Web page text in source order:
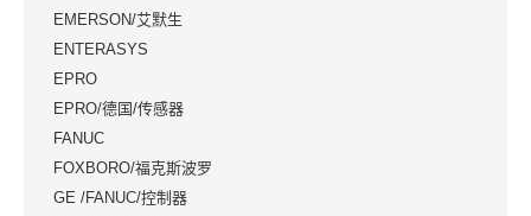
EMERSON/艾默生
ENTERASYS
EPRO
EPRO/德国/传感器
FANUC
FOXBORO/福克斯波罗
GE /FANUC/控制器